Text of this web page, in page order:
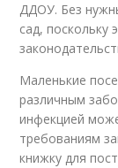
ДДОУ. Без
сад, поскольку
Маленькие
различным
инфекцией
требованиям
книжку для